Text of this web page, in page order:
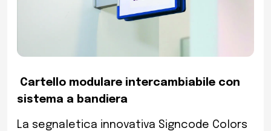
Cartello modulare intercambiabile con
sistema a bandiera
La segnaletica innovativa Signcode Colors